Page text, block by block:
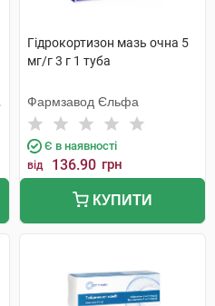
Гідрокортизон мазь очна 5
мг/г 3 г 1 туба
Фармзавод Єльфа
Є в наявності
від 136.90 грн
КУПИТИ